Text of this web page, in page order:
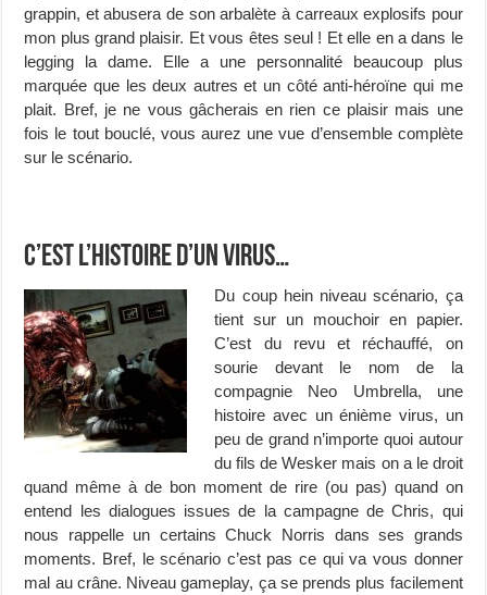
grappin, et abusera de son arbalète à carreaux explosifs pour
mon plus grand plaisir. Et vous êtes seul ! Et elle en a dans le
legging la dame. Elle a une personnalité beaucoup plus
marquée que les deux autres et un côté anti-héroïne qui me
plait. Bref, je ne vous gâcherais en rien ce plaisir mais une
fois le tout bouclé, vous aurez une vue d’ensemble complète
sur le scénario.
C’est l’histoire d’un virus…
Du coup hein niveau scénario, ça
tient sur un mouchoir en papier.
C’est du revu et réchauffé, on
sourie devant le nom de la
compagnie Neo Umbrella, une
histoire avec un énième virus, un
peu de grand n’importe quoi autour
du fils de Wesker mais on a le droit
quand même à de bon moment de rire (ou pas) quand on
entend les dialogues issues de la campagne de Chris, qui
nous rappelle un certains Chuck Norris dans ses grands
moments. Bref, le scénario c’est pas ce qui va vous donner
mal au crâne. Niveau gameplay, ça se prends plus facilement